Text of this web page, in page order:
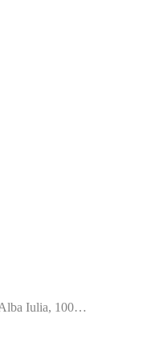
Alba Iulia, 100…